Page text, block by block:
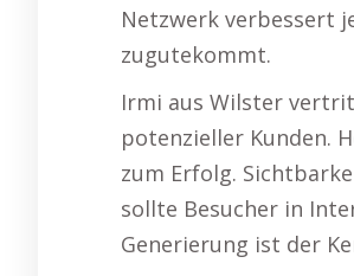
Netzwerk verbessert
zugutekommt.
Irmi aus Wilster
potenzieller Kunden.
zum Erfolg.
sollte Besucher in
Generierung ist der